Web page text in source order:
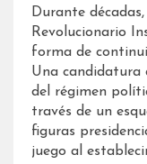
Durante
Revolucionario
forma de
Una candidatura
del régimen
través de un
figuras
juego al